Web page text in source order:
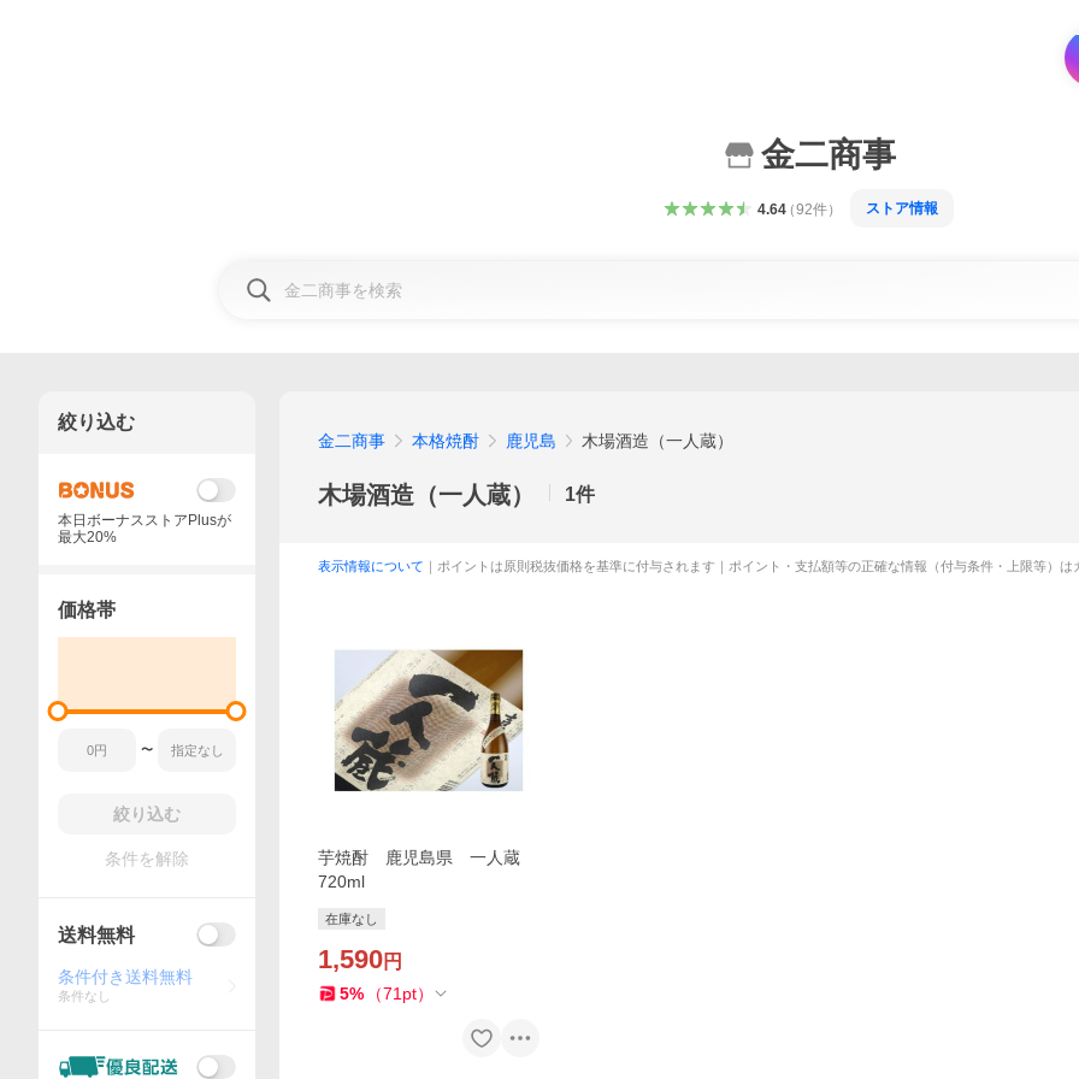
金二商事
4.64（92件） ストア情報
金二商事 本格焼酎 鹿児島 木場酒造（一人蔵）
木場酒造（一人蔵） 1件
表示情報について ｜ポイントは原則税抜価格を基準に付与されます｜ポイント・支払額等の正確な情報（付与条件・上限等）
芋焼酎 鹿児島県 一人蔵
720ml
在庫なし
1,590円
5% （71 pt）
絞り込む
本日ボーナスストアPlusが
最大20%
価格帯
〜
絞り込む
条件を解除
送料無料
条件付き送料無料
条件なし